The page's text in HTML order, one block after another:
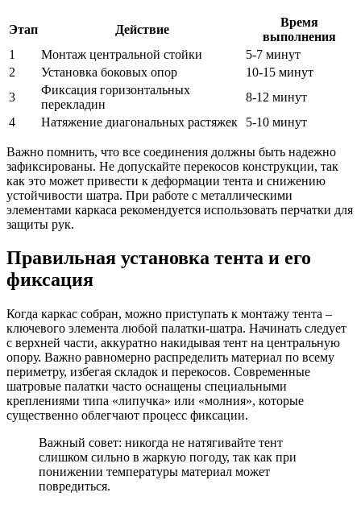
Этап Действие
Время
выполнения
1
Монтаж центральной стойки
5-7 минут
2
Установка боковых опор
10-15 минут
3
Фиксация горизонтальных
перекладин
8-12 минут
4
Натяжение диагональных растяжек 5-10 минут
Важно помнить, что все соединения должны быть надежно
зафиксированы. Не допускайте перекосов конструкции, так
как это может привести к деформации тента и снижению
устойчивости шатра. При работе с металлическими
элементами каркаса рекомендуется использовать перчатки для
защиты рук.
Правильная установка тента и его
фиксация
Когда каркас собран, можно приступать к монтажу тента –
ключевого элемента любой палатки-шатра. Начинать следует
с верхней части, аккуратно накидывая тент на центральную
опору. Важно равномерно распределить материал по всему
периметру, избегая складок и перекосов. Современные
шатровые палатки часто оснащены специальными
креплениями типа «липучка» или «молния», которые
существенно облегчают процесс фиксации.
Важный совет: никогда не натягивайте тент
слишком сильно в жаркую погоду, так как при
понижении температуры материал может
повредиться.